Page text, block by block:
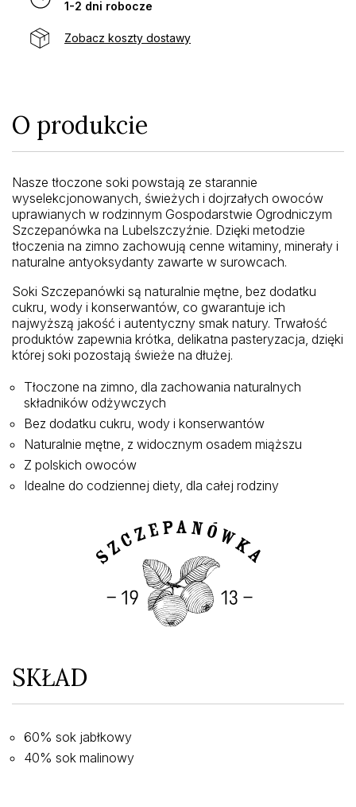
1-2 dni robocze
Zobacz koszty dostawy
O produkcie
Nasze tłoczone soki powstają ze starannie
wyselekcjonowanych, świeżych i dojrzałych owoców
uprawianych w rodzinnym Gospodarstwie Ogrodniczym
Szczepanówka na Lubelszczyźnie. Dzięki metodzie
tłoczenia na zimno zachowują cenne witaminy, minerały i
naturalne antyoksydanty zawarte w surowcach.
Soki Szczepanówki są naturalnie mętne, bez dodatku
cukru, wody i konserwantów, co gwarantuje ich
najwyższą jakość i autentyczny smak natury. Trwałość
produktów zapewnia krótka, delikatna pasteryzacja, dzięki
której soki pozostają świeże na dłużej.
Tłoczone na zimno, dla zachowania naturalnych
składników odżywczych
Bez dodatku cukru, wody i konserwantów
Naturalnie mętne, z widocznym osadem miąższu
Z polskich owoców
Idealne do codziennej diety, dla całej rodziny
SKŁAD
60% sok jabłkowy
40% sok malinowy